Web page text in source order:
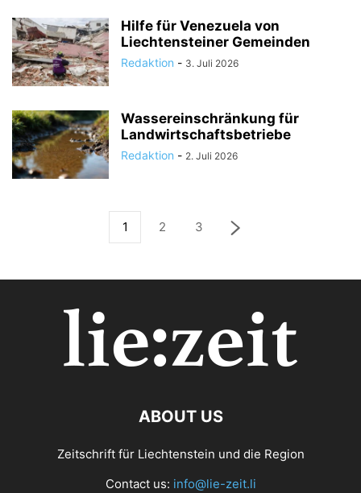
Hilfe für Venezuela von
Liechtensteiner Gemeinden
Redaktion - 3. Juli 2026
Wassereinschränkung für
Landwirtschaftsbetriebe
Redaktion - 2. Juli 2026
1 2 3
ABOUT US
Zeitschrift für Liechtenstein und die Region
Contact us: info@lie-zeit.li